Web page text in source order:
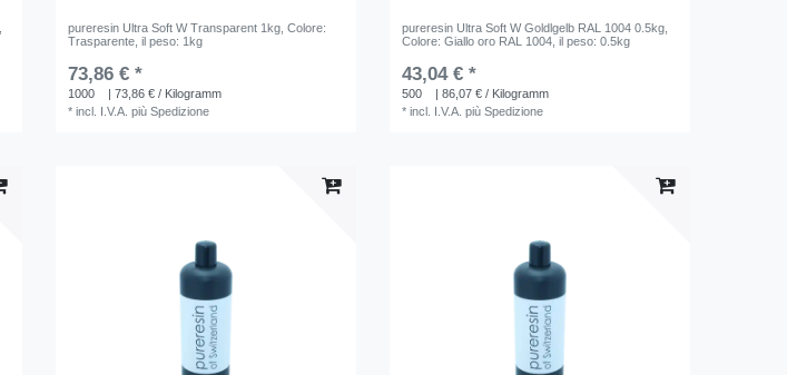
pureresin Ultra Soft W Transparent 1kg , Colore:
Trasparente , il peso: 1kg
73,86 € *
1000
| 73,86 € / Kilogramm
*incl. I.V.A. piùSpedizione
pureresin Ultra Soft W Goldlgelb RAL 1004 0.5kg
Colore: Giallo oro RAL 1004 , il peso: 0.5kg
43,04 € *
500
| 86,07 € / Kilogramm
*incl. I.V.A. piùSpedizione